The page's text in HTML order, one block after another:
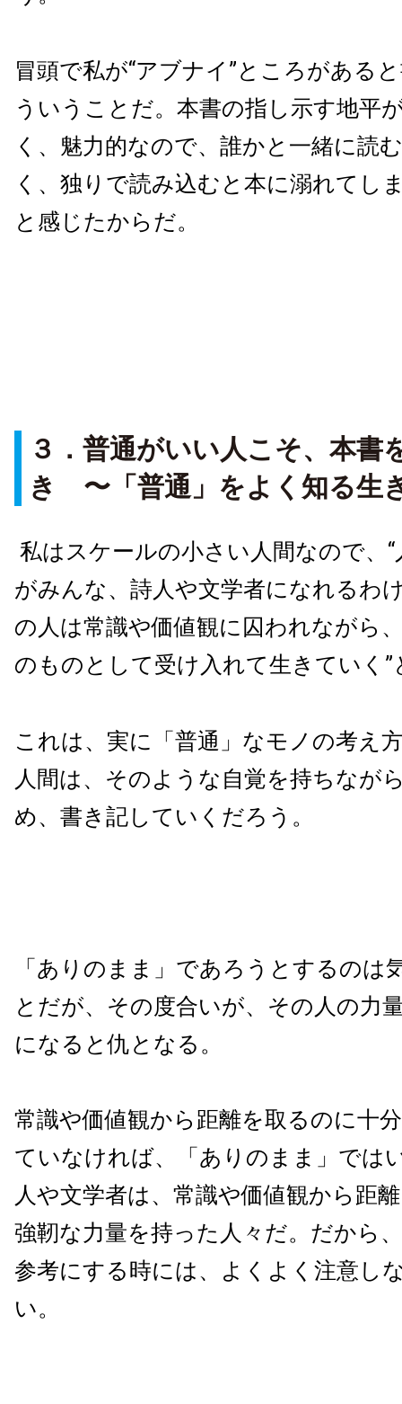
冒頭で私が“アブナイ”ところがある
ういうことだ。本書の指し示す地平
く、魅力的なので、誰かと一緒に読
く、独りで読み込むと本に溺れてし
と感じたからだ。
３．普通がいい人こそ、本書
き 〜「普通」をよく知る生
私はスケールの小さい人間なので、
がみんな、詩人や文学者になれるわ
の人は常識や価値観に囚われながら
のものとして受け入れて生きていく
これは、実に「普通」なモノの考え
人間は、そのような自覚を持ちなが
め、書き記していくだろう。
「ありのまま」であろうとするのは
とだが、その度合いが、その人の力
になると仇となる。
常識や価値観から距離を取るのに十
ていなければ、「ありのまま」では
人や文学者は、常識や価値観から距
強靭な力量を持った人々だ。だから
参考にする時には、よくよく注意し
い。